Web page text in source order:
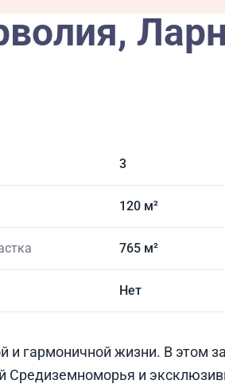
3
120 м²
765 м²
Нет
и гармоничной жизни. В этом
Средиземноморья и